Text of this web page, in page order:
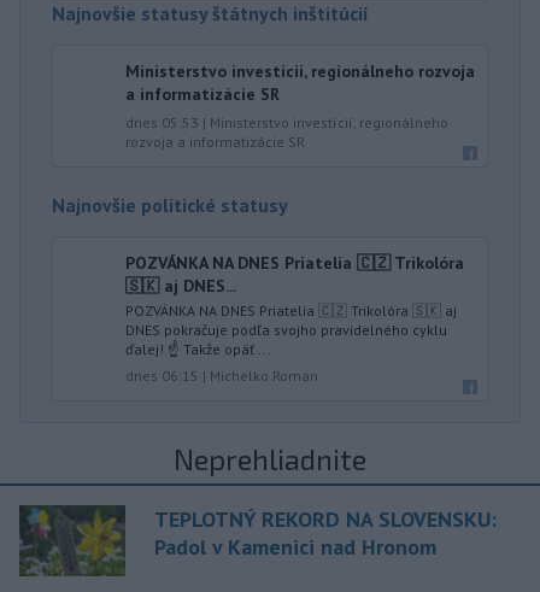
Najnovšie statusy štátnych inštitúcií
Ministerstvo investícií, regionálneho rozvoja
a informatizácie SR
dnes 05:53 | Ministerstvo investícií, regionálneho
rozvoja a informatizácie SR
Najnovšie politické statusy
POZVÁNKA NA DNES Priatelia 🇨🇿 Trikolóra
🇸🇰 aj DNES...
POZVÁNKA NA DNES Priatelia 🇨🇿 Trikolóra 🇸🇰 aj
DNES pokračuje podľa svojho pravidelného cyklu
ďalej! ☝️ Takže opäť ...
dnes 06:15 | Michelko Roman
Neprehliadnite
TEPLOTNÝ REKORD NA SLOVENSKU:
Padol v Kamenici nad Hronom